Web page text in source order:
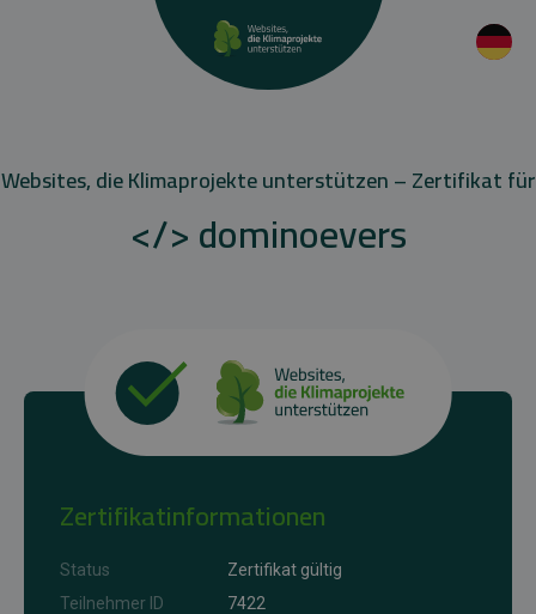
Websites, die Klimaprojekte unterstützen – Zertifikat für
</> dominoevers
Zertifikatinformationen
Status
Zertifikat gültig
Teilnehmer ID
7422